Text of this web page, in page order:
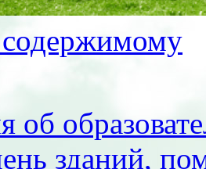
об
зданий,